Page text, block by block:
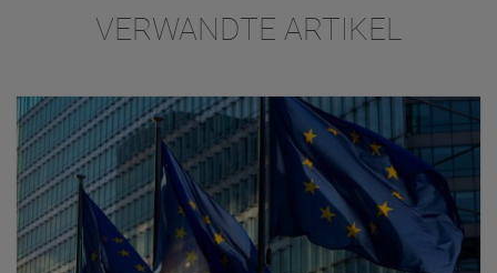
VERWANDTE ARTIKEL